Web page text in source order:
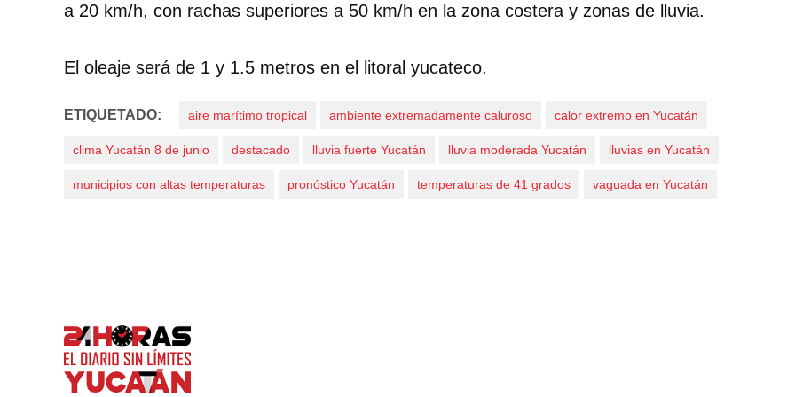
a 20 km/h, con rachas superiores a 50 km/h en la zona costera y zonas de lluvia.
El oleaje será de 1 y 1.5 metros en el litoral yucateco.
ETIQUETADO: aire marítimo tropical ambiente extremadamente caluroso calor extremo en Yucatán
clima Yucatán 8 de junio destacado lluvia fuerte Yucatán lluvia moderada Yucatán lluvias en Yucatán
municipios con altas temperaturas pronóstico Yucatán temperaturas de 41 grados vaguada en Yucatán